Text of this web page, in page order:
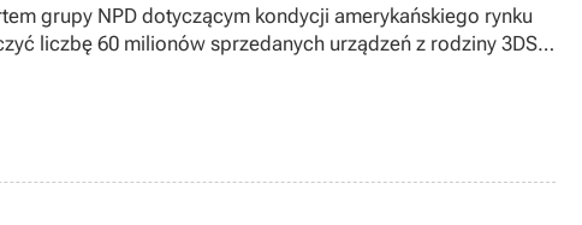
grupy NPD dotyczącym kondycji amerykańskiego rynku
liczbę 60 milionów sprzedanych urządzeń z rodziny 3DS